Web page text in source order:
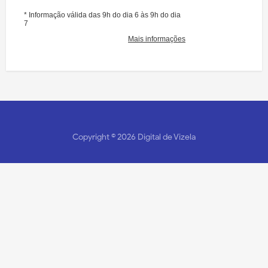
Copyright ©2026 Digital de Vizela